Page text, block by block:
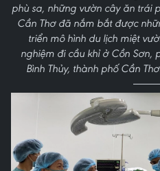
phù sa, những vườn cây ăn trái
Cần Thơ đã nắm bắt được
triển mô hình du lịch miệt
nghiệm đi cầu khỉ ở Cồn Sơn,
Bình Thủy, thành phố Cần